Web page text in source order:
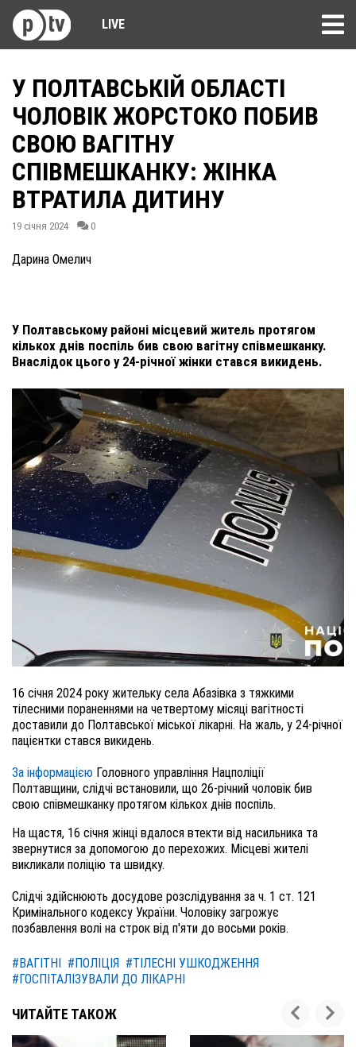
LIVE
У ПОЛТАВСЬКІЙ ОБЛАСТІ
ЧОЛОВІК ЖОРСТОКО ПОБИВ
СВОЮ ВАГІТНУ
СПІВМЕШКАНКУ: ЖІНКА
ВТРАТИЛА ДИТИНУ
19 січня 2024 0
Дарина Омелич
У Полтавському районі місцевий житель протягом
кількох днів поспіль бив свою вагітну співмешканку.
Внаслідок цього у 24-річної жінки стався викидень.
16 січня 2024 року жительку села Абазівка з тяжкими
тілесними пораненнями на четвертому місяці вагітності
доставили до Полтавської міської лікарні. На жаль, у 24-річної
пацієнтки стався викидень.
За інформацією Головного управління Нацполіції
Полтавщини, слідчі встановили, що 26-річний чоловік бив
свою співмешканку протягом кількох днів поспіль.
На щастя, 16 січня жінці вдалося втекти від насильника та
звернутися за допомогою до перехожих. Місцеві жителі
викликали поліцію та швидку.
Слідчі здійснюють досудове розслідування за ч. 1 ст. 121
Кримінального кодексу України. Чоловіку загрожує
позбавлення волі на строк від п'яти до восьми років.
#ВАГІТНІ #ПОЛІЦІЯ #ТІЛЕСНІ УШКОДЖЕННЯ
#ГОСПІТАЛІЗУВАЛИ ДО ЛІКАРНІ
ЧИТАЙТЕ ТАКОЖ